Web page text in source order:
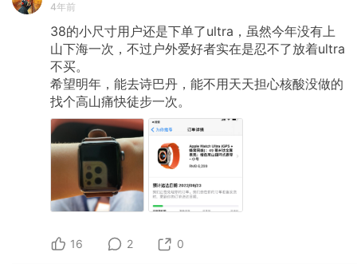
4年前
38的小尺寸用户还是下单了ultra，虽然今年没有上
山下海一次，不过户外爱好者实在是忍不了放着ultra
不买。
希望明年，能去诗巴丹，能不用天天担心核酸没做的
找个高山痛快徒步一次。
16 2 0